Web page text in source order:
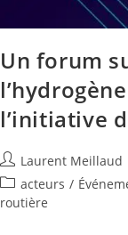
Un forum
l’initiative
Laurent Meillaud
acteurs /
routière